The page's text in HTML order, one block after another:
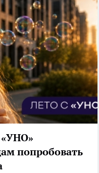
попробовать